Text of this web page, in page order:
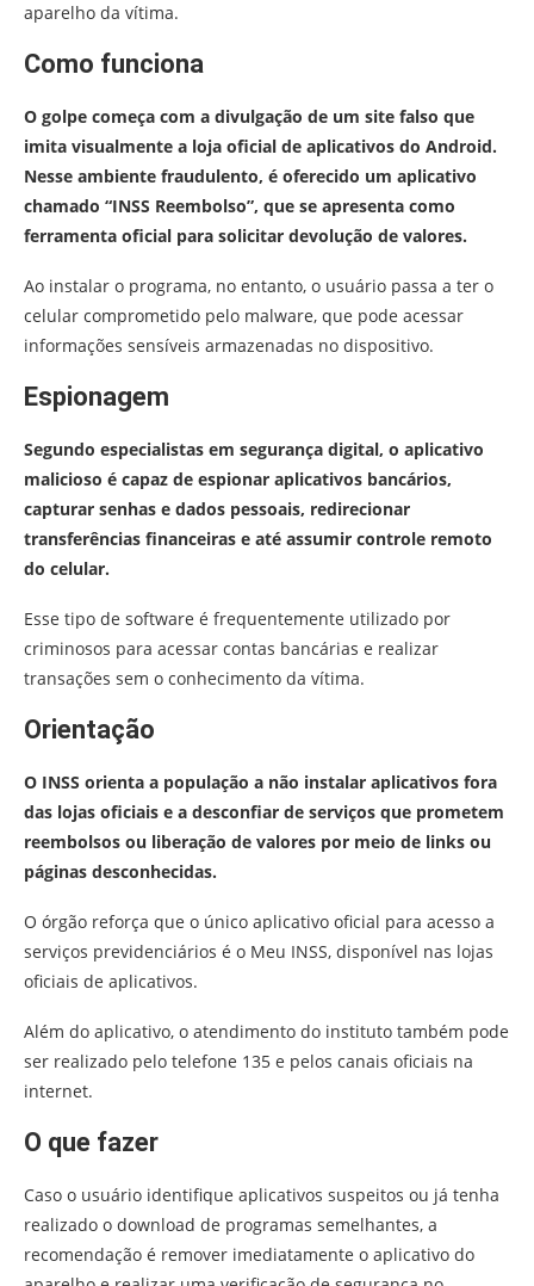
aparelho da vítima.
Como funciona
O golpe começa com a divulgação de um site falso que
imita visualmente a loja oficial de aplicativos do Android.
Nesse ambiente fraudulento, é oferecido um aplicativo
chamado “INSS Reembolso”, que se apresenta como
ferramenta oficial para solicitar devolução de valores.
Ao instalar o programa, no entanto, o usuário passa a ter o
celular comprometido pelo malware, que pode acessar
informações sensíveis armazenadas no dispositivo.
Espionagem
Segundo especialistas em segurança digital, o aplicativo
malicioso é capaz de espionar aplicativos bancários,
capturar senhas e dados pessoais, redirecionar
transferências financeiras e até assumir controle remoto
do celular.
Esse tipo de software é frequentemente utilizado por
criminosos para acessar contas bancárias e realizar
transações sem o conhecimento da vítima.
Orientação
O INSS orienta a população a não instalar aplicativos fora
das lojas oficiais e a desconfiar de serviços que prometem
reembolsos ou liberação de valores por meio de links ou
páginas desconhecidas.
O órgão reforça que o único aplicativo oficial para acesso a
serviços previdenciários é o Meu INSS, disponível nas lojas
oficiais de aplicativos.
Além do aplicativo, o atendimento do instituto também pode
ser realizado pelo telefone 135 e pelos canais oficiais na
internet.
O que fazer
Caso o usuário identifique aplicativos suspeitos ou já tenha
realizado o download de programas semelhantes, a
recomendação é remover imediatamente o aplicativo do